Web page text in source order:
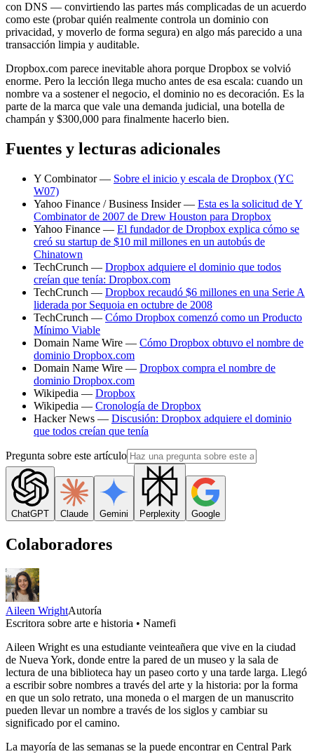
con DNS — convirtiendo las partes más complicadas de un acuerdo
como este (probar quién realmente controla un dominio con
privacidad, y moverlo de forma segura) en algo más parecido a una
transacción limpia y auditable.
Dropbox.com parece inevitable ahora porque Dropbox se volvió
enorme. Pero la lección llega mucho antes de esa escala: cuando un
nombre va a sostener el negocio, el dominio no es decoración. Es la
parte de la marca que vale una demanda judicial, una botella de
champán y $300,000 para finalmente hacerlo bien.
Fuentes y lecturas adicionales
Y Combinator — Sobre el inicio y escala de Dropbox (YC
W07)
Yahoo Finance / Business Insider — Esta es la solicitud de Y
Combinator de 2007 de Drew Houston para Dropbox
Yahoo Finance — El fundador de Dropbox explica cómo se
creó su startup de $10 mil millones en un autobús de
Chinatown
TechCrunch — Dropbox adquiere el dominio que todos
creían que tenía: Dropbox.com
TechCrunch — Dropbox recaudó $6 millones en una Serie A
liderada por Sequoia en octubre de 2008
TechCrunch — Cómo Dropbox comenzó como un Producto
Mínimo Viable
Domain Name Wire — Cómo Dropbox obtuvo el nombre de
dominio Dropbox.com
Domain Name Wire — Dropbox compra el nombre de
dominio Dropbox.com
Wikipedia — Dropbox
Wikipedia — Cronología de Dropbox
Hacker News — Discusión: Dropbox adquiere el dominio
que todos creían que tenía
Pregunta sobre este artículo
ChatGPT Claude Gemini Perplexity Google
Colaboradores
Aileen WrightAutoría
Escritora sobre arte e historia • Namefi
Aileen Wright es una estudiante veinteañera que vive en la ciudad
de Nueva York, donde entre la pared de un museo y la sala de
lectura de una biblioteca hay un paseo corto y una tarde larga. Llegó
a escribir sobre nombres a través del arte y la historia: por la forma
en que un solo retrato, una moneda o el margen de un manuscrito
pueden llevar un nombre a través de los siglos y cambiar su
significado por el camino.
La mayoría de las semanas se la puede encontrar en Central Park